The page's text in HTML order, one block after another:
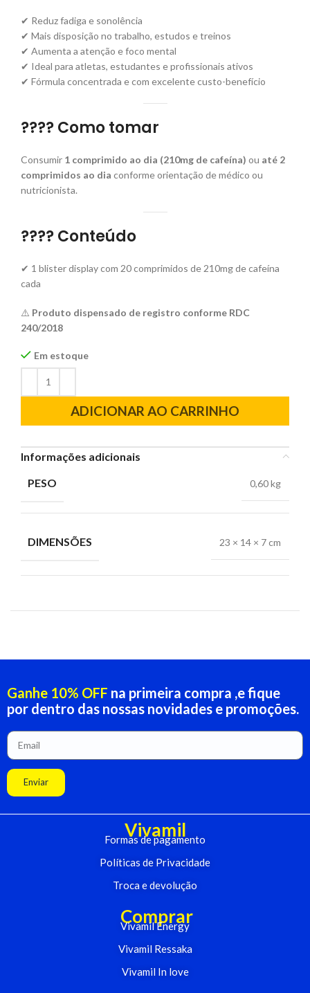
✔ Reduz fadiga e sonolência
✔ Mais disposição no trabalho, estudos e treinos
✔ Aumenta a atenção e foco mental
✔ Ideal para atletas, estudantes e profissionais ativos
✔ Fórmula concentrada e com excelente custo-benefício
???? Como tomar
Consumir 1 comprimido ao dia (210mg de cafeína) ou até 2
comprimidos ao dia conforme orientação de médico ou
nutricionista.
???? Conteúdo
✔ 1 blister display com 20 comprimidos de 210mg de cafeína
cada
⚠️ Produto dispensado de registro conforme RDC
240/2018
Em estoque
ADICIONAR AO CARRINHO
Informações adicionais
PESO
0,60 kg
DIMENSÕES 23 × 14 × 7 cm
Ganhe 10% OFF na primeira compra ,e fique
por dentro das nossas novidades e promoções.
Enviar
Vivamil
Formas de pagamento
Políticas de Privacidade
Troca e devolução
Comprar
Vivamil Energy
Vivamil Ressaka
Vivamil In love